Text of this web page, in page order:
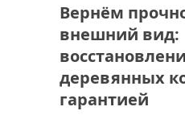
Вернём
внешний вид:
деревянных
гарантией